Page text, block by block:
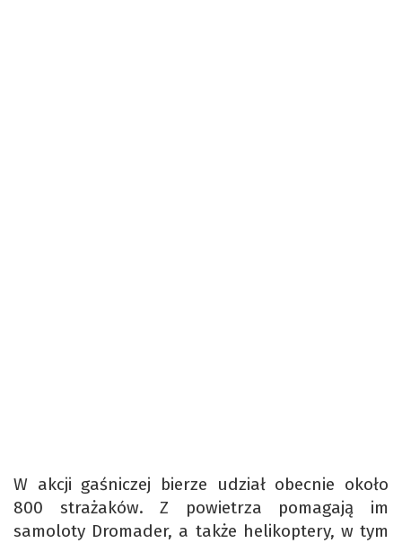
W akcji gaśniczej bierze udział obecnie około
800 strażaków. Z powietrza pomagają im
samoloty Dromader, a także helikoptery, w tym